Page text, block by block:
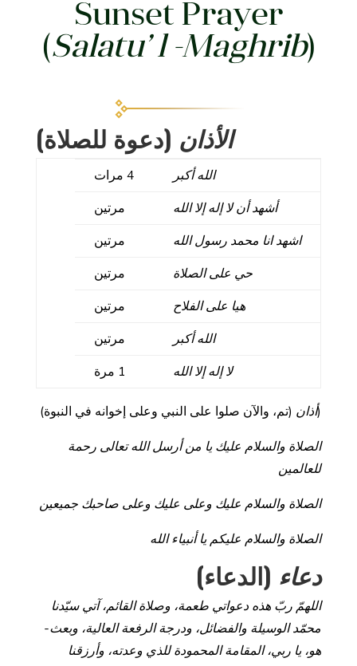
Sunset Prayer
(Salatu’ l -Maghrib)
الأذان (دعوة للصلاة)
الله أكبر
4 مرات
أشهد أن لا إله إلا الله
مرتين
اشهد انا محمد رسول الله
مرتين
حي على الصلاة
مرتين
هيا على الفلاح
مرتين
الله أكبر
مرتين
لا إله إلا الله
1 مرة
(أذان (تم، والآن صلوا على النبي وعلى إخوانه في النبوة)
الصلاة والسلام عليك يا من أرسل الله تعالى رحمة
للعالمين
الصلاة والسلام عليك وعلى عليك وعلى صاحبك جميعين
الصلاة والسلام عليكم يا أنبياء الله
دعاء (الدعاء)
اللهمّ ربّ هذه دعواتي طعمة، وصلاة القائم، آتي سيّدنا
محمّد الوسيلة والفضائل، ودرجة الرفعة العالية، وبعث-
هو، يا ربي، المقامة المحمودة للذي وعدته، وأرزقنا